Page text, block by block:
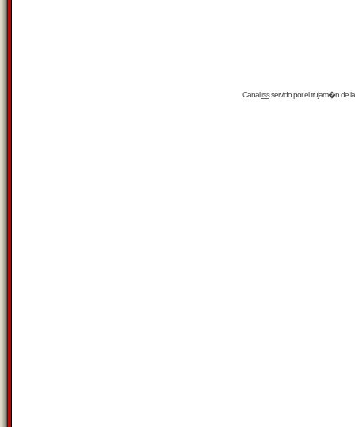
Canalrssservido por eltrujam�nde